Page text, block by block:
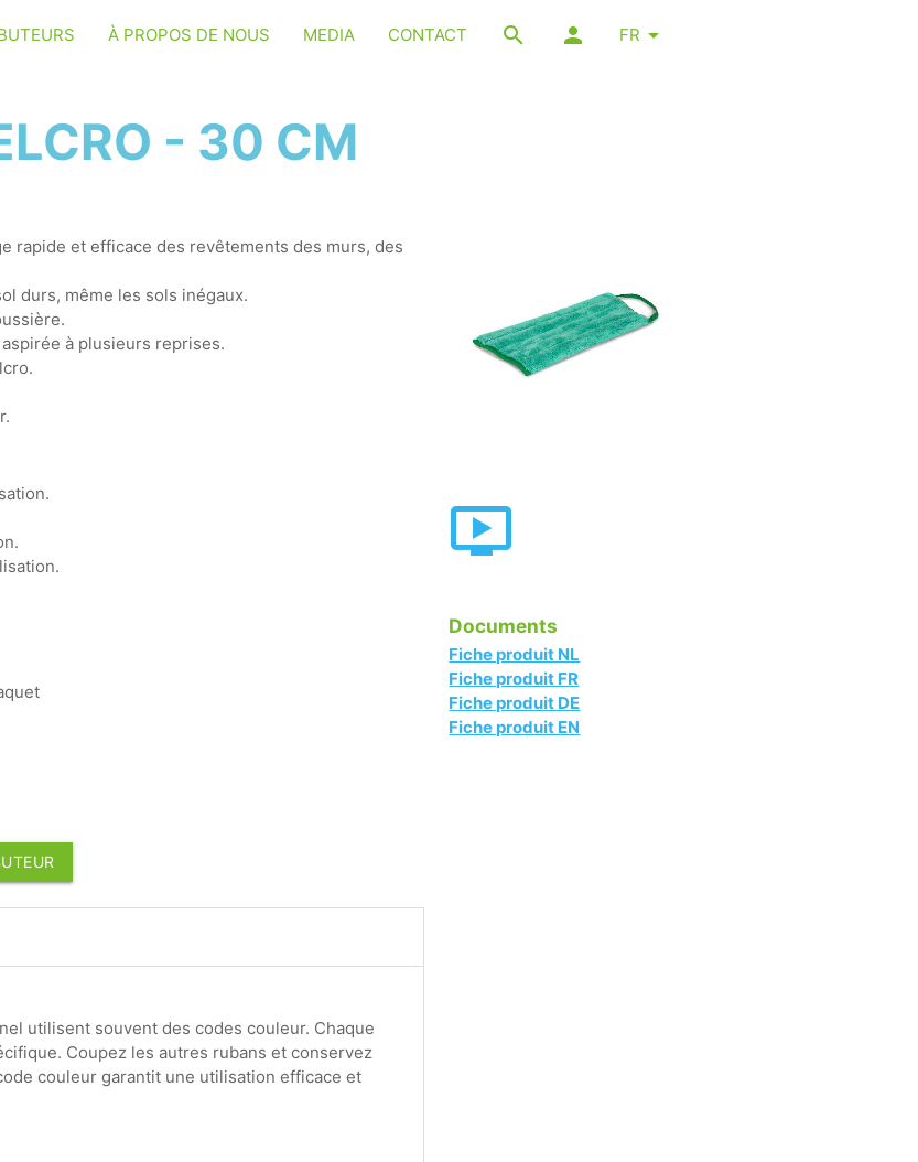
FR
À PROPOS DE NOUS MEDIA CONTACT
- 30 CM
Documents
Fiche produit NL
Fiche produit FR
Fiche produit DE
Fiche produit EN
rapide et efficace des revêtements des murs, des
durs, même les sols inégaux.
à plusieurs reprises.
utilisent souvent des codes couleur. Chaque
Coupez les autres rubans et conservez
couleur garantit une utilisation efficace et